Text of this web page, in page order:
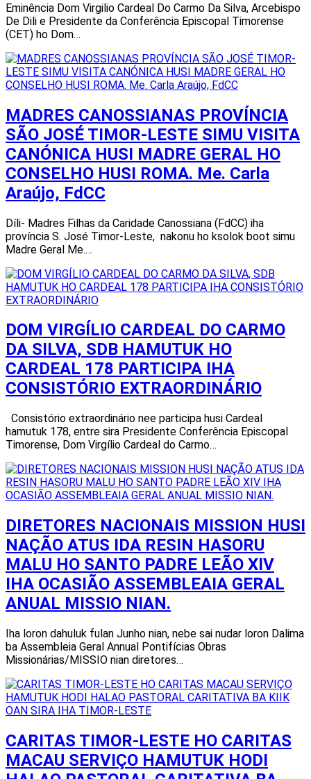
Eminência Dom Virgilio Cardeal Do Carmo Da Silva, Arcebispo
De Dili e Presidente da Conferência Episcopal Timorense
(CET) ho Dom…
MADRES CANOSSIANAS PROVÍNCIA
SÃO JOSÉ TIMOR-LESTE SIMU VISITA
CANÓNICA HUSI MADRE GERAL HO
CONSELHO HUSI ROMA. Me. Carla
Araújo, FdCC
Díli- Madres Filhas da Caridade Canossiana (FdCC) iha
província S. José Timor-Leste, nakonu ho ksolok boot simu
Madre Geral Me.…
DOM VIRGÍLIO CARDEAL DO CARMO
DA SILVA, SDB HAMUTUK HO
CARDEAL 178 PARTICIPA IHA
CONSISTÓRIO EXTRAORDINÁRIO
Consistório extraordinário nee participa husi Cardeal
hamutuk 178, entre sira Presidente Conferência Episcopal
Timorense, Dom Virgílio Cardeal do Carmo…
DIRETORES NACIONAIS MISSION HUSI
NAÇÃO ATUS IDA RESIN HASORU
MALU HO SANTO PADRE LEÃO XIV
IHA OCASIÃO ASSEMBLEAIA GERAL
ANUAL MISSIO NIAN.
Iha loron dahuluk fulan Junho nian, nebe sai nudar loron Dalima
ba Assembleia Geral Annual Pontifícias Obras
Missionárias/MISSIO nian diretores…
CARITAS TIMOR-LESTE HO CARITAS
MACAU SERVIÇO HAMUTUK HODI